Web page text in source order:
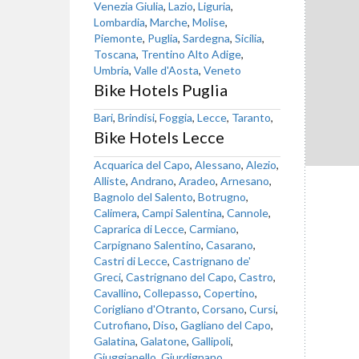
Venezia Giulia, Lazio, Liguria,
Lombardia, Marche, Molise,
Piemonte, Puglia, Sardegna, Sicilia,
Toscana, Trentino Alto Adige,
Umbria, Valle d'Aosta, Veneto
Bike Hotels Puglia
Bari, Brindisi, Foggia, Lecce, Taranto,
Bike Hotels Lecce
Acquarica del Capo, Alessano, Alezio,
Alliste, Andrano, Aradeo, Arnesano,
Bagnolo del Salento, Botrugno,
Calimera, Campi Salentina, Cannole,
Caprarica di Lecce, Carmiano,
Carpignano Salentino, Casarano,
Castri di Lecce, Castrignano de'
Greci, Castrignano del Capo, Castro,
Cavallino, Collepasso, Copertino,
Corigliano d'Otranto, Corsano, Cursi,
Cutrofiano, Diso, Gagliano del Capo,
Galatina, Galatone, Gallipoli,